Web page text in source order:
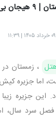
روی آب
۰۹ خرداد ۱۴۰۵ | ۱۱:۳۹
، زمستان در
اما جزیره
جزیره
21 درجه در فصل سرد